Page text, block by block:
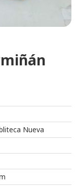
Nueva